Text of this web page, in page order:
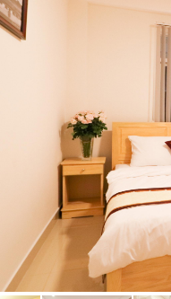
sẽ có những ấn tượng
đáo của đội ngũ nhân viên